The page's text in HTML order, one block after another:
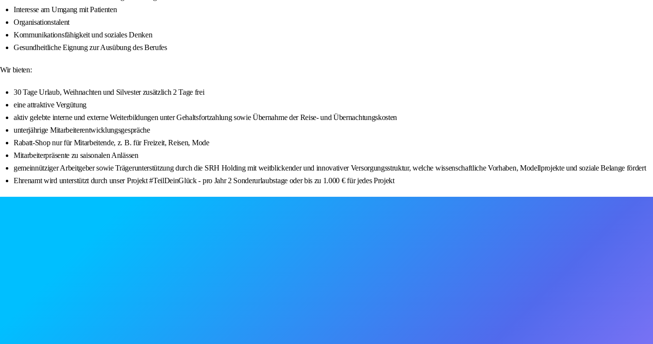
Interesse am Umgang mit Patienten
Organisationstalent
Kommunikationsfähigkeit und soziales Denken
Gesundheitliche Eignung zur Ausübung des Berufes
Wir bieten:
30 Tage Urlaub, Weihnachten und Silvester zusätzlich 2 Tage frei
eine attraktive Vergütung
aktiv gelebte interne und externe Weiterbildungen unter Gehaltsfortzahlung sowie Übernahme der Reise- und Übernachtungskosten
unterjährige Mitarbeiterentwicklungsgespräche
Rabatt-Shop nur für Mitarbeitende, z. B. für Freizeit, Reisen, Mode
Mitarbeiterpräsente zu saisonalen Anlässen
gemeinnütziger Arbeitgeber sowie Trägerunterstützung durch die SRH Holding mit weitblickender und innovativer Versorgungsstruktur, welche wissenschaftliche Vorhaben, Modellprojekte und soziale Belange fördert
Ehrenamt wird unterstützt durch unser Projekt #TeilDeinGlück - pro Jahr 2 Sonderurlaubstage oder bis zu 1.000 € für jedes Projekt